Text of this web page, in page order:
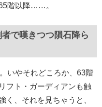
階以降……。
で嘆きつつ隕石降ら
いやそれどころか、63階
フト・ガーディアンも触
く、それを見ちゃうと、